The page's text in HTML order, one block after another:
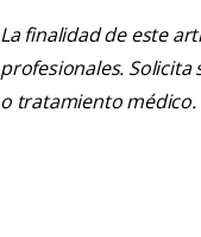
La finalidad de este
profesionales.
o tratamiento médico.